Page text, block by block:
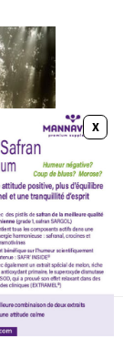
du